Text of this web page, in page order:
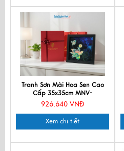
Tranh Sơn Mài Hoa Sen Cao
Cấp 35x35cm MNV-
TSM3535/18
926.640 VNĐ
Xem chi tiết